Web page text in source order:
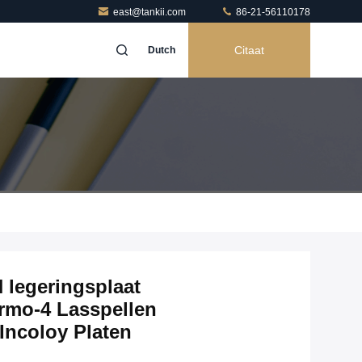
east@tankii.com 86-21-56110178
Dutch Citaat
legeringsplaat
4 Lasspellen
Platen